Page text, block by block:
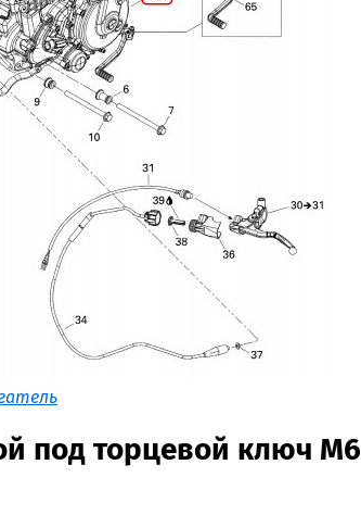
под торцевой ключ M6